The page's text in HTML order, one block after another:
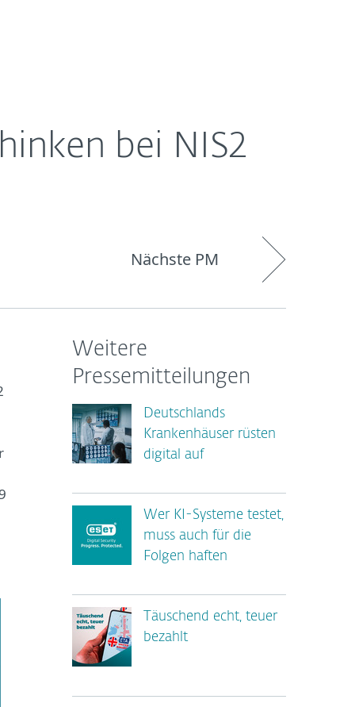
bei NIS2
Nächste PM
Weitere
Pressemitteilungen
Deutschlands
Krankenhäuser rüsten
digital auf
Wer KI-Systeme testet,
muss auch für die
Folgen haften
Täuschend echt, teuer
bezahlt